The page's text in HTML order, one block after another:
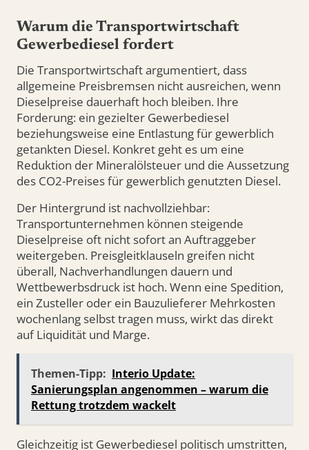
Warum die Transportwirtschaft
Gewerbediesel fordert
Die Transportwirtschaft argumentiert, dass
allgemeine Preisbremsen nicht ausreichen, wenn
Dieselpreise dauerhaft hoch bleiben. Ihre
Forderung: ein gezielter Gewerbediesel
beziehungsweise eine Entlastung für gewerblich
getankten Diesel. Konkret geht es um eine
Reduktion der Mineralölsteuer und die Aussetzung
des CO2-Preises für gewerblich genutzten Diesel.
Der Hintergrund ist nachvollziehbar:
Transportunternehmen können steigende
Dieselpreise oft nicht sofort an Auftraggeber
weitergeben. Preisgleitklauseln greifen nicht
überall, Nachverhandlungen dauern und
Wettbewerbsdruck ist hoch. Wenn eine Spedition,
ein Zusteller oder ein Bauzulieferer Mehrkosten
wochenlang selbst tragen muss, wirkt das direkt
auf Liquidität und Marge.
Themen-Tipp: Interio Update:
Sanierungsplan angenommen – warum die
Rettung trotzdem wackelt
Gleichzeitig ist Gewerbediesel politisch umstritten,